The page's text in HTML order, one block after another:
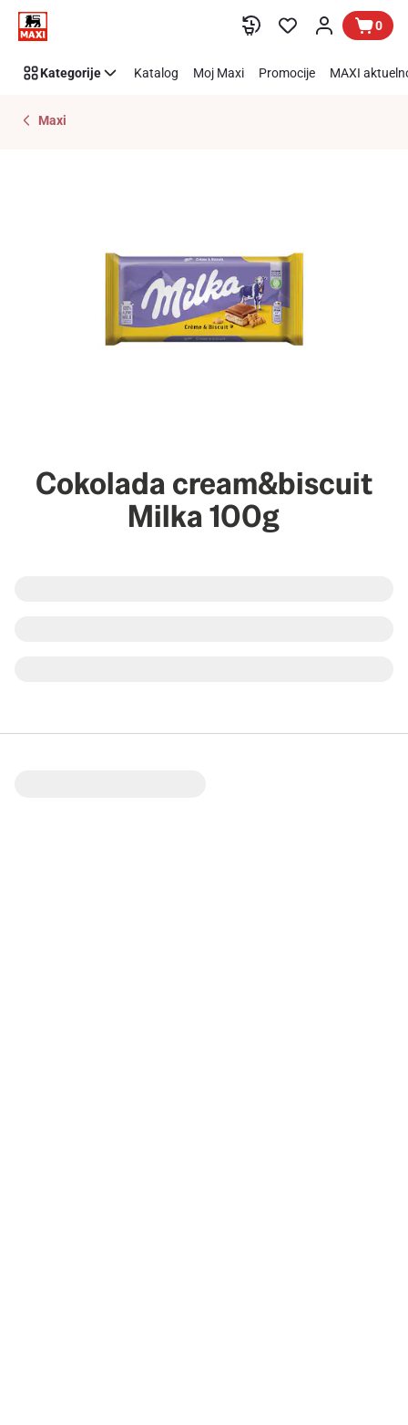
Preskoči link 0
Kategorije Katalog Moj Maxi Promocije MAXI
Maxi
Cokolada cream&biscuit
Milka 100g